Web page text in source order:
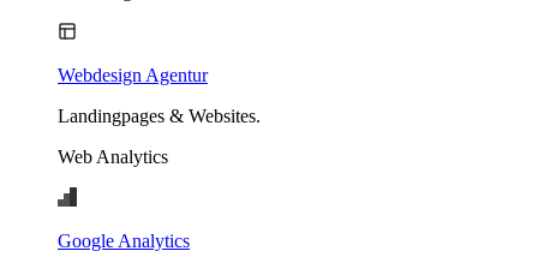
Webdesign Agentur
Landingpages & Websites.
Web Analytics
Google Analytics